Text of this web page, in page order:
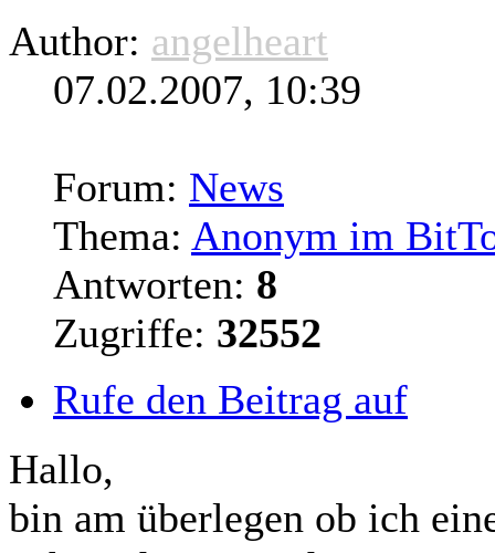
Author: angelheart
07.02.2007, 10:39
Forum: News
Thema: Anonym im
Antworten: 8
Zugriffe: 32552
Rufe den Beitrag auf
Hallo,
bin am überlegen ob ich